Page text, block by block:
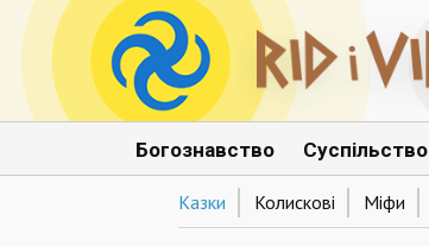
Богознавство Суспільство
Казки Колискові Міфи